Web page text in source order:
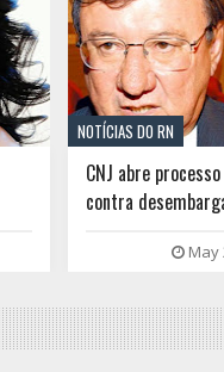
NOTÍCIAS DO RN
CNJ abre
contra
May